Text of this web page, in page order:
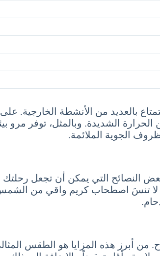
بالعديد من الأنشطة الخارجية.
الشديدة. وبالمثل، توفر مرو
الجوية الملائمة.
النصائح التي يمكن أن تجعل رحلتك
لا تنسَ اصطحاب كريم واقي من
من أبرز هذه المزايا هو الطقس